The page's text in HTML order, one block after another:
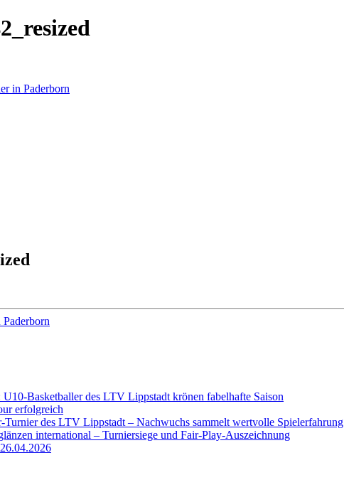
in Paderborn
U10-Basketballer des LTV Lippstadt krönen fabelhafte Saison
erfolgreich
Turnier des LTV Lippstadt – Nachwuchs sammelt wertvolle Spielerfahrung
international – Turniersiege und Fair-Play-Auszeichnung